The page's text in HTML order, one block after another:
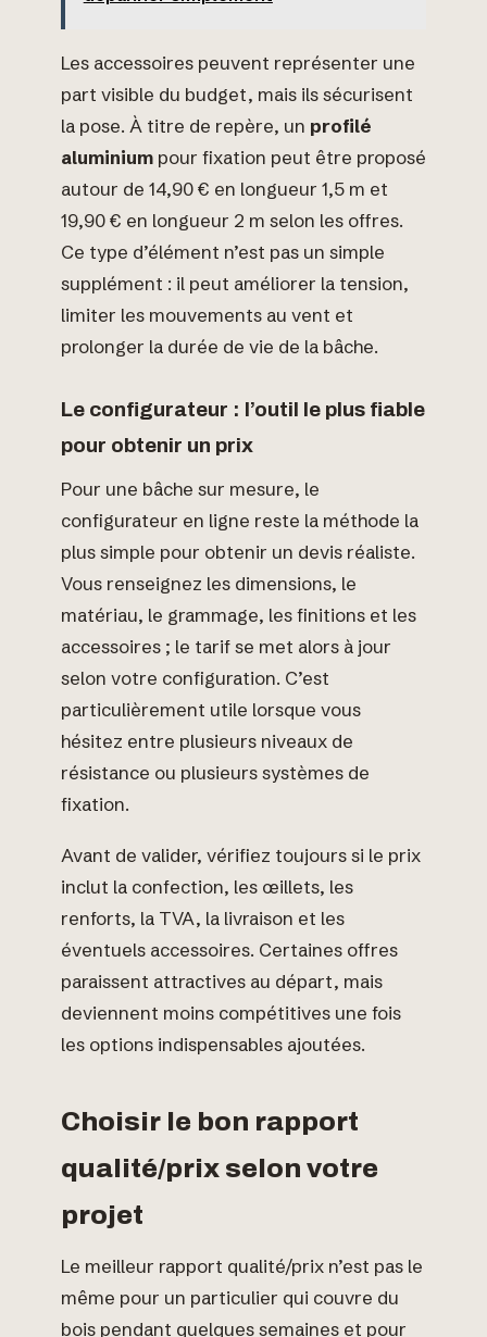
Les accessoires peuvent représenter une
part visible du budget, mais ils sécurisent
la pose. À titre de repère, un profilé
aluminium pour fixation peut être proposé
autour de 14,90 € en longueur 1,5 m et
19,90 € en longueur 2 m selon les offres.
Ce type d’élément n’est pas un simple
supplément : il peut améliorer la tension,
limiter les mouvements au vent et
prolonger la durée de vie de la bâche.
Le configurateur : l’outil le plus fiable
pour obtenir un prix
Pour une bâche sur mesure, le
configurateur en ligne reste la méthode la
plus simple pour obtenir un devis réaliste.
Vous renseignez les dimensions, le
matériau, le grammage, les finitions et les
accessoires ; le tarif se met alors à jour
selon votre configuration. C’est
particulièrement utile lorsque vous
hésitez entre plusieurs niveaux de
résistance ou plusieurs systèmes de
fixation.
Avant de valider, vérifiez toujours si le prix
inclut la confection, les œillets, les
renforts, la TVA, la livraison et les
éventuels accessoires. Certaines offres
paraissent attractives au départ, mais
deviennent moins compétitives une fois
les options indispensables ajoutées.
Choisir le bon rapport
qualité/prix selon votre
projet
Le meilleur rapport qualité/prix n’est pas le
même pour un particulier qui couvre du
bois pendant quelques semaines et pour